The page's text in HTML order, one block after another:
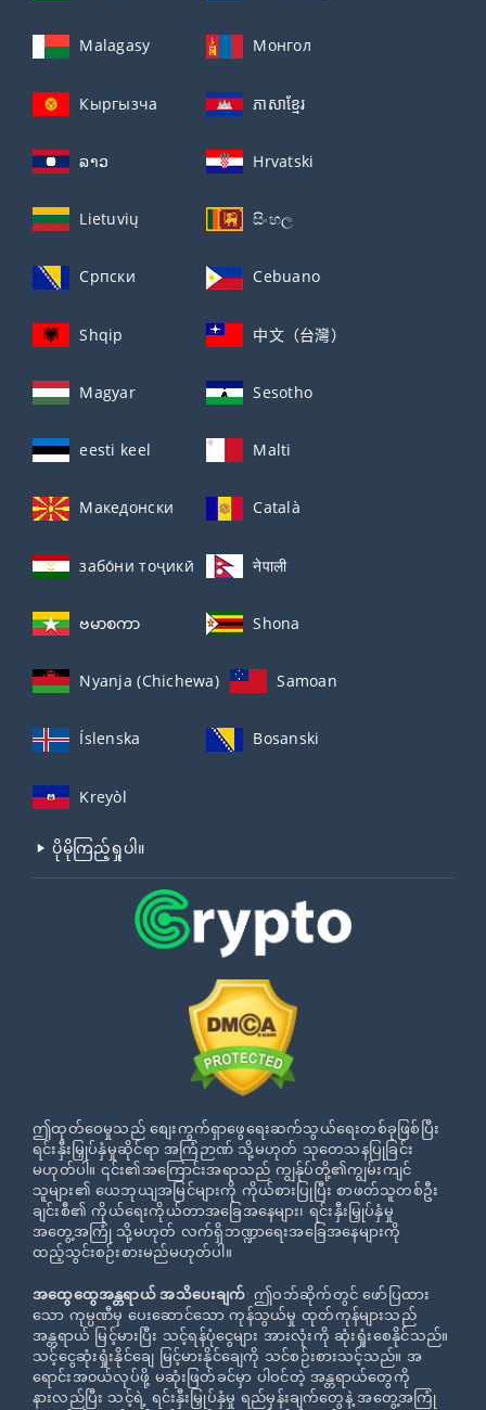
Malagasy Монгол
Кыргызча ភាសាខ្មែរ
ລາວ Hrvatski
Lietuvių සිංහල
Српски Cebuano
Shqip 中文（台灣）
Magyar Sesotho
eesti keel Malti
Македонски Català
забо́ни тоҷикӣ́ नेपाली
ဗမာစကာ Shona
Nyanja (Chichewa) Samoan
Íslenska Bosanski
Kreyòl
ပိုမိုကြည့်ရှုပါ။
ဤထုတ်ဝေမှုသည် စျေးကွက်ရှာဖွေရေးဆက်သွယ်ရေးတစ်ခုဖြစ်ပြီး
ရင်းနှီးမြှုပ်နှံမှုဆိုင်ရာ အကြံဉာဏ် သို့မဟုတ် သုတေသနပြုခြင်း
မဟုတ်ပါ။ ၎င်း၏အကြောင်းအရာသည် ကျွန်ုပ်တို့၏ကျွမ်းကျင်
သူများ၏ ယေဘုယျအမြင်များကို ကိုယ်စားပြုပြီး စာဖတ်သူတစ်ဦး
ချင်းစီ၏ ကိုယ်ရေးကိုယ်တာအခြေအနေများ၊ ရင်းနှီးမြှုပ်နှံမှု
အတွေ့အကြုံ သို့မဟုတ် လက်ရှိဘဏ္ဍာရေးအခြေအနေများကို
ထည့်သွင်းစဉ်းစားမည်မဟုတ်ပါ။
အထွေထွေအန္တရာယ် အသိပေးချက်: ဤဝဘ်ဆိုက်တွင် ဖော်ပြထား
သော ကုမ္ပဏီမှ ပေးဆောင်သော ကုန်သွယ်မှု ထုတ်ကုန်များသည်
အန္တရာယ် မြင့်မားပြီး သင့်ရန်ပုံငွေများ အားလုံးကို ဆုံးရှုံးစေနိုင်သည်။
သင့်ငွေဆုံးရှုံးနိုင်ချေ မြင့်မားနိုင်ချေကို သင်စဉ်းစားသင့်သည်။ အ
ရောင်းအ၀ယ်လုပ်ဖို့ မဆုံးဖြတ်ခင်မှာ ပါဝင်တဲ့ အန္တရာယ်တွေကို
နားလည်ပြီး သင့်ရဲ့ ရင်းနှီးမြှုပ်နှံမှု ရည်မှန်းချက်တွေနဲ့ အတွေ့အကြုံ